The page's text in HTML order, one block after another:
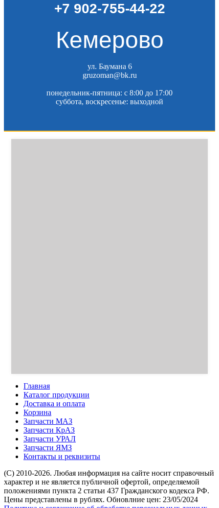
+7 902-755-44-22
Кемерово
ул. Баумана 6
gruzoman@bk.ru
понедельник-пятница: c 8:00 до 17:00
суббота, воскресенье: выходной
Главная
Каталог продукции
Доставка и оплата
Корзина
Запчасти МАЗ
Запчасти КрАЗ
Запчасти УРАЛ
Запчасти ЯМЗ
Контакты и реквизиты
(C) 2010-2026. Любая информация на сайте носит справочный
характер и не является публичной офертой, определяемой
положениями пункта 2 статьи 437 Гражданского кодекса РФ.
Цены представлены в рублях. Обновлние цен: 23/05/2024